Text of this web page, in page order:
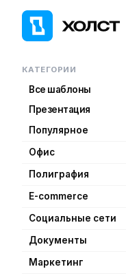
КАТЕГОРИИ
Все шаблоны
Презентация
Популярное
Офис
Полиграфия
E-commerce
Социальные сети
Документы
Маркетинг